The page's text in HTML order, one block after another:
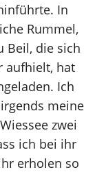
In
Rummel,
Beil, die sich
aufhielt, hat
Ich
meine
zwei
ich bei ihr
erholen so